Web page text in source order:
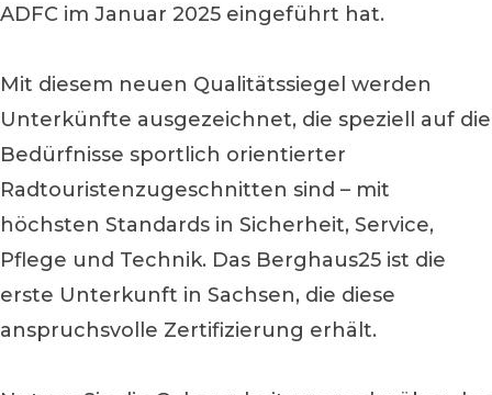
ADFC im Januar 2025 eingeführt hat.
Mit diesem neuen Qualitätssiegel werden
Unterkünfte ausgezeichnet, die speziell auf die
Bedürfnisse sportlich orientierter
Radtouristenzugeschnitten sind – mit
höchsten Standards in Sicherheit, Service,
Pflege und Technik. Das Berghaus25 ist die
erste Unterkunft in Sachsen, die diese
anspruchsvolle Zertifizierung erhält.